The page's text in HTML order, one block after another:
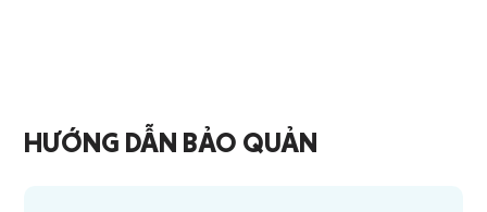
HƯỚNG DẪN BẢO QUẢN